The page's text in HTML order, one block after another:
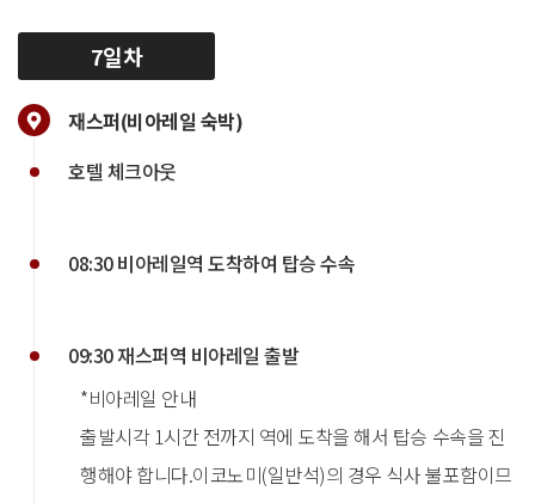
7일차
재스퍼(비아레일 숙박)
호텔 체크아웃
08:30 비아레일역 도착하여 탑승 수속
09:30 재스퍼역 비아레일 출발
*비아레일 안내
출발시각 1시간 전까지 역에 도착을 해서 탑승 수속을 진
행해야 합니다.이코노미(일반석)의 경우 식사 불포함이므